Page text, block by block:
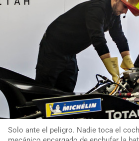
Solo ante el peligro. Nadie toca el